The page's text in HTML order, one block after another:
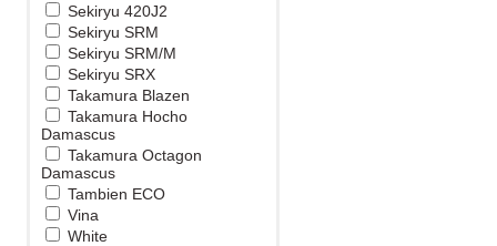
Sekiryu 420J2
Sekiryu SRM
Sekiryu SRM/M
Sekiryu SRX
Takamura Blazen
Takamura Hocho
Damascus
Takamura Octagon
Damascus
Tambien ECO
Vina
White